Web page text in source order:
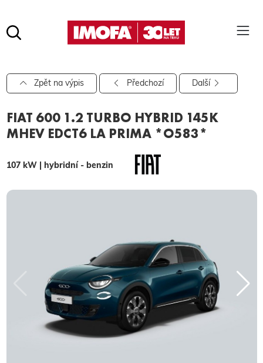
hledat
Pro vyhledávání zadejte alespoň 3 znaky.
Zpět na výpis Předchozí Další
FIAT 600 1.2 TURBO HYBRID 145K
MHEV EDCT6 LA PRIMA *O583*
107 kW | hybridní - benzin